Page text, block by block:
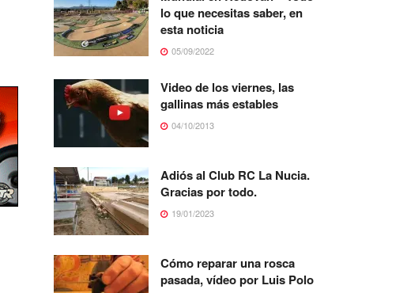
lo que necesitas saber, en
esta noticia
05/09/2022
Video de los viernes, las
gallinas más estables
04/10/2013
Adiós al Club RC La Nucia.
Gracias por todo.
19/01/2023
Cómo reparar una rosca
pasada, vídeo por Luis Polo